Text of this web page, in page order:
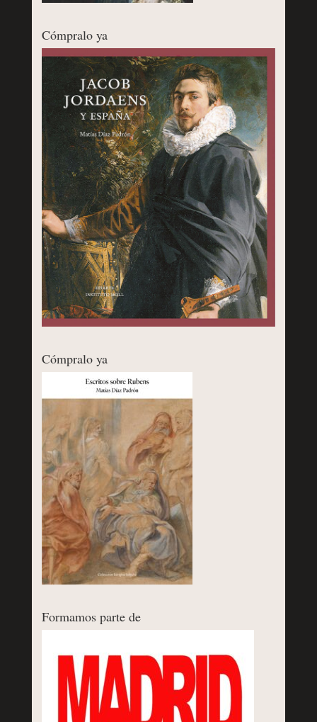
Cómpralo ya
Cómpralo ya
Formamos parte de